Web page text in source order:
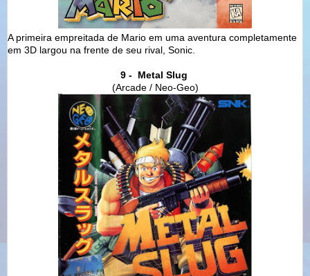
A primeira empreitada de Mario em uma aventura completamente
em 3D largou na frente de seu rival, Sonic.
9 - Metal Slug
(Arcade / Neo-Geo)